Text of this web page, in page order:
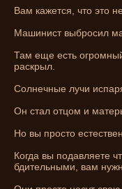
Вам кажется, что это
Машини­ст выбросил
Там еще есть
раскрыл.
Солнечные лучи
Он стал отцом и
Но вы просто
Когда вы подавляете
бдительными, вам